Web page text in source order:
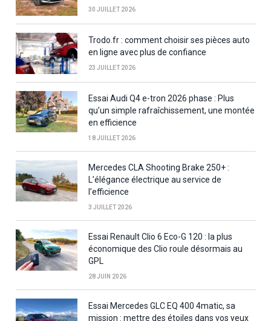
30 JUILLET 2026
Trodo.fr : comment choisir ses pièces auto
en ligne avec plus de confiance
23 JUILLET 2026
Essai Audi Q4 e-tron 2026 phase : Plus
qu’un simple rafraîchissement, une montée
en efficience
18 JUILLET 2026
Mercedes CLA Shooting Brake 250+ :
L’élégance électrique au service de
l’efficience
3 JUILLET 2026
Essai Renault Clio 6 Eco-G 120 : la plus
économique des Clio roule désormais au
GPL
28 JUIN 2026
Essai Mercedes GLC EQ 400 4matic, sa
mission : mettre des étoiles dans vos yeux